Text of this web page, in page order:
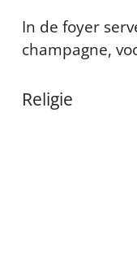
In de foyer
champagne,
Religie